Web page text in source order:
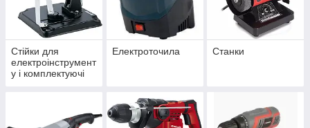
Стійки для
електроінструмент
у і комплектуючі
Електроточила Станки